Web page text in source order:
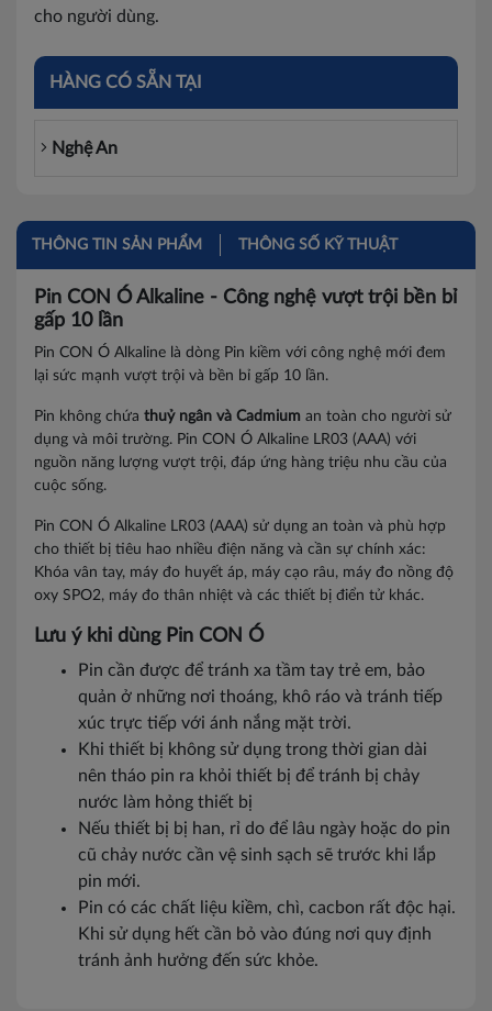
cho người dùng.
HÀNG CÓ SẴN TẠI
Nghệ An
THÔNG TIN SẢN PHẨM THÔNG SỐ KỸ THUẬT
Pin CON Ó Alkaline - Công nghệ vượt trội bền bỉ
gấp 10 lần
Pin CON Ó Alkaline là dòng Pin kiềm với công nghệ mới đem
lại sức mạnh vượt trội và bền bỉ gấp 10 lần.
Pin không chứa thuỷ ngân và Cadmium an toàn cho người sử
dụng và môi trường. Pin CON Ó Alkaline LR03 (AAA) với
nguồn năng lượng vượt trội, đáp ứng hàng triệu nhu cầu của
cuộc sống.
Pin CON Ó Alkaline LR03 (AAA) sử dụng an toàn và phù hợp
cho thiết bị tiêu hao nhiều điện năng và cần sự chính xác:
Khóa vân tay, máy đo huyết áp, máy cạo râu, máy đo nồng độ
oxy SPO2, máy đo thân nhiệt và các thiết bị điển tử khác.
Lưu ý khi dùng Pin CON Ó
Pin cần được để tránh xa tầm tay trẻ em, bảo
quản ở những nơi thoáng, khô ráo và tránh tiếp
xúc trực tiếp với ánh nắng mặt trời.
Khi thiết bị không sử dụng trong thời gian dài
nên tháo pin ra khỏi thiết bị để tránh bị chảy
nước làm hỏng thiết bị
Nếu thiết bị bị han, rỉ do để lâu ngày hoặc do pin
cũ chảy nước cần vệ sinh sạch sẽ trước khi lắp
pin mới.
Pin có các chất liệu kiềm, chì, cacbon rất độc hại.
Khi sử dụng hết cần bỏ vào đúng nơi quy định
tránh ảnh hưởng đến sức khỏe.